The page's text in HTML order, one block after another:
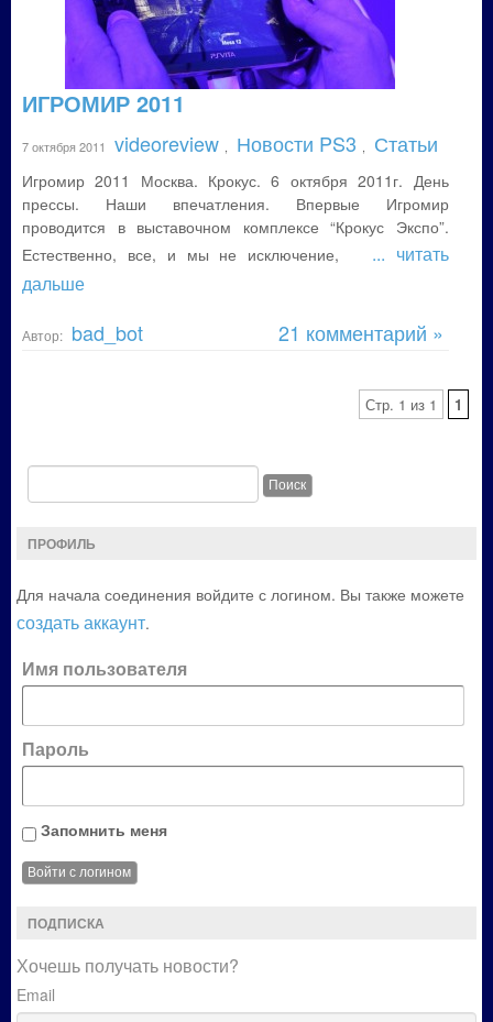
ИГРОМИР 2011
7 октября 2011 videoreview Новости PS3 Статьи
Игромир 2011 Москва. Крокус. 6 октября 2011г. День
прессы. Наши впечатления. Впервые Игромир
проводится в выставочном комплексе “Крокус Экспо”.
Естественно, все, и мы не исключение, ... читать
дальше
Автор: bad_bot 21 комментарий »
Стр. 1 из 1 1
ПРОФИЛЬ
Для начала соединения войдите с логином. Вы также можете
создать аккаунт.
Имя пользователя
Пароль
Запомнить меня
ПОДПИСКА
Хочешь получать новости?
Email